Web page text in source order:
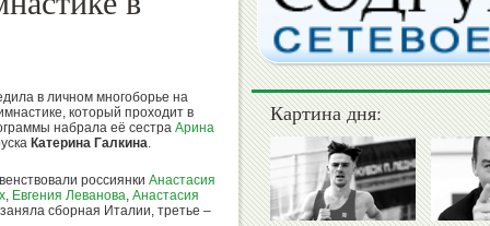
в личном многоборье на
который проходит в
набрала её сестра Арина
Катерина Галкина.
россиянки Анастасия
, Евгения Леванова, Анастасия
сборная Италии, третье –
Картина дня: